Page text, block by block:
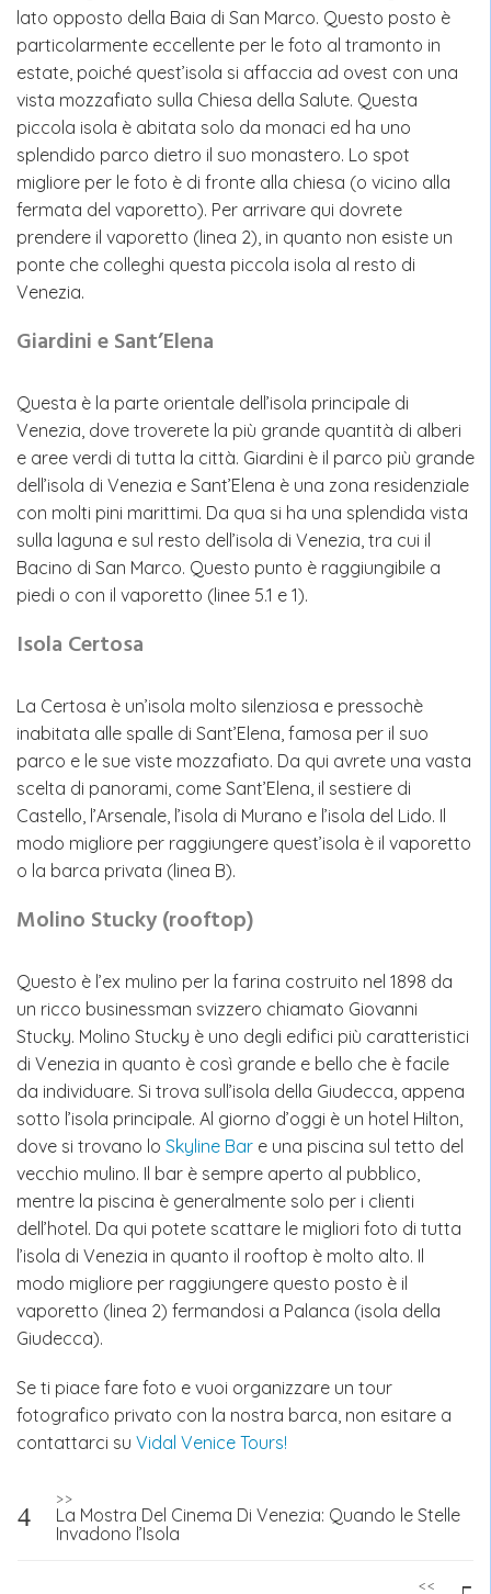
lato opposto della Baia di San Marco. Questo posto è
particolarmente eccellente per le foto al tramonto in
estate, poiché quest’isola si affaccia ad ovest con una
vista mozzafiato sulla Chiesa della Salute. Questa
piccola isola è abitata solo da monaci ed ha uno
splendido parco dietro il suo monastero. Lo spot
migliore per le foto è di fronte alla chiesa (o vicino alla
fermata del vaporetto). Per arrivare qui dovrete
prendere il vaporetto (linea 2), in quanto non esiste un
ponte che colleghi questa piccola isola al resto di
Venezia.
Giardini e Sant’Elena
Questa è la parte orientale dell’isola principale di
Venezia, dove troverete la più grande quantità di alberi
e aree verdi di tutta la città. Giardini è il parco più grande
dell’isola di Venezia e Sant’Elena è una zona residenziale
con molti pini marittimi. Da qua si ha una splendida vista
sulla laguna e sul resto dell’isola di Venezia, tra cui il
Bacino di San Marco. Questo punto è raggiungibile a
piedi o con il vaporetto (linee 5.1 e 1).
Isola Certosa
La Certosa è un’isola molto silenziosa e pressochè
inabitata alle spalle di Sant’Elena, famosa per il suo
parco e le sue viste mozzafiato. Da qui avrete una vasta
scelta di panorami, come Sant’Elena, il sestiere di
Castello, l’Arsenale, l’isola di Murano e l’isola del Lido. Il
modo migliore per raggiungere quest’isola è il vaporetto
o la barca privata (linea B).
Molino Stucky (rooftop)
Questo è l’ex mulino per la farina costruito nel 1898 da
un ricco businessman svizzero chiamato Giovanni
Stucky. Molino Stucky è uno degli edifici più caratteristici
di Venezia in quanto è così grande e bello che è facile
da individuare. Si trova sull’isola della Giudecca, appena
sotto l’isola principale. Al giorno d’oggi è un hotel Hilton,
dove si trovano lo Skyline Bar e una piscina sul tetto del
vecchio mulino. Il bar è sempre aperto al pubblico,
mentre la piscina è generalmente solo per i clienti
dell’hotel. Da qui potete scattare le migliori foto di tutta
l’isola di Venezia in quanto il rooftop è molto alto. Il
modo migliore per raggiungere questo posto è il
vaporetto (linea 2) fermandosi a Palanca (isola della
Giudecca).
Se ti piace fare foto e vuoi organizzare un tour
fotografico privato con la nostra barca, non esitare a
contattarci su Vidal Venice Tours!
Navigazione
articoli
>>
La Mostra Del Cinema Di Venezia: Quando le Stelle
Invadono l’Isola
<<